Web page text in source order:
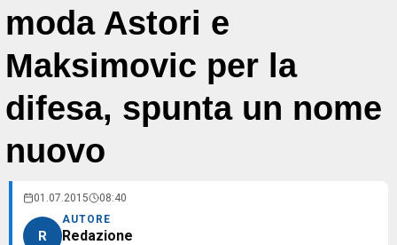
moda Astori e
Maksimovic per la
difesa, spunta un nome
nuovo
01.07.2015 08:40
R
AUTORE
Redazione